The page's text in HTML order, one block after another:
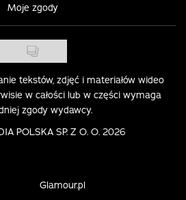
Moje zgody
tekstów, zdjęć i materiałów wideo
w całości lub w części wymaga
zgody wydawcy.
POLSKA SP. Z O. O. 2026
Glamour.pl